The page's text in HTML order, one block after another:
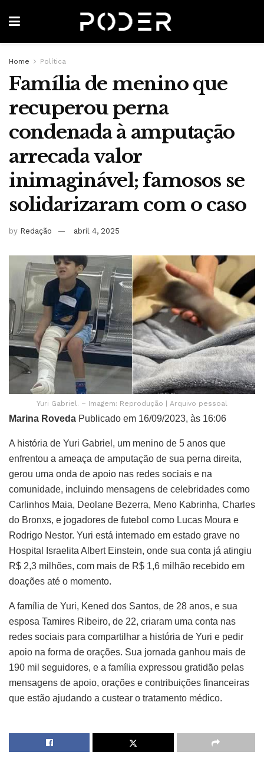
Home Política
Família de menino que
recuperou perna
condenada à amputação
arrecada valor
inimaginável; famosos se
solidarizaram com o caso
by Redação abril 4, 2025
Yuri Gabriel. – Imagem: Reprodução | Arquivo pessoal
Marina Roveda Publicado em 16/09/2023, às 16:06
A história de Yuri Gabriel, um menino de 5 anos que
enfrentou a ameaça de amputação de sua perna direita,
gerou uma onda de apoio nas redes sociais e na
comunidade, incluindo mensagens de celebridades como
Carlinhos Maia, Deolane Bezerra, Meno Kabrinha, Charles
do Bronxs, e jogadores de futebol como Lucas Moura e
Rodrigo Nestor. Yuri está internado em estado grave no
Hospital Israelita Albert Einstein, onde sua conta já atingiu
R$ 2,3 milhões, com mais de R$ 1,6 milhão recebido em
doações até o momento.
A família de Yuri, Kened dos Santos, de 28 anos, e sua
esposa Tamires Ribeiro, de 22, criaram uma conta nas
redes sociais para compartilhar a história de Yuri e pedir
apoio na forma de orações. Sua jornada ganhou mais de
190 mil seguidores, e a família expressou gratidão pelas
mensagens de apoio, orações e contribuições financeiras
que estão ajudando a custear o tratamento médico.